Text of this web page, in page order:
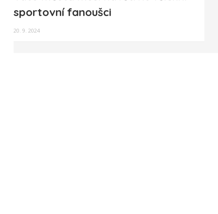
sportovní fanoušci
20. 9. 2024